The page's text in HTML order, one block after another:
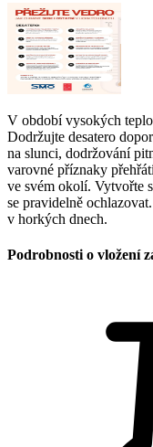
V období vysokých
Dodržujte desatero
na slunci, dodržování
varovné příznaky
ve svém okolí. Vytvořte
se pravidelně
v horkých dnech.
Podrobnosti o vložení